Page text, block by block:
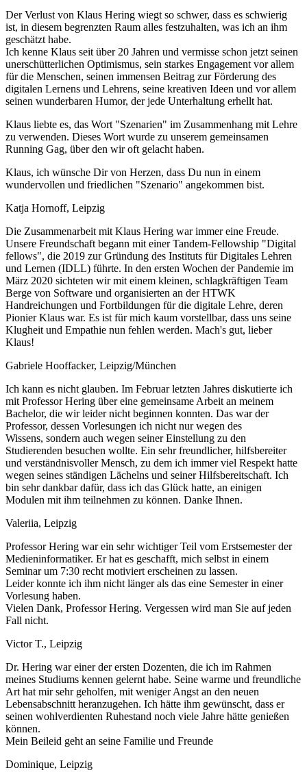
Der Verlust von Klaus Hering wiegt so schwer, dass es schwierig
ist, in diesem begrenzten Raum alles festzuhalten, was ich an ihm
geschätzt habe.
Ich kenne Klaus seit über 20 Jahren und vermisse schon jetzt seinen
unerschütterlichen Optimismus, sein starkes Engagement vor allem
für die Menschen, seinen immensen Beitrag zur Förderung des
digitalen Lernens und Lehrens, seine kreativen Ideen und vor allem
seinen wunderbaren Humor, der jede Unterhaltung erhellt hat.
Klaus liebte es, das Wort "Szenarien" im Zusammenhang mit Lehre
zu verwenden. Dieses Wort wurde zu unserem gemeinsamen
Running Gag, über den wir oft gelacht haben.
Klaus, ich wünsche Dir von Herzen, dass Du nun in einem
wundervollen und friedlichen "Szenario" angekommen bist.
Katja Hornoff, Leipzig
Die Zusammenarbeit mit Klaus Hering war immer eine Freude.
Unsere Freundschaft begann mit einer Tandem-Fellowship "Digital
fellows", die 2019 zur Gründung des Instituts für Digitales Lehren
und Lernen (IDLL) führte. In den ersten Wochen der Pandemie im
März 2020 sichteten wir mit einem kleinen, schlagkräftigen Team
Berge von Software und organisierten an der HTWK
Handreichungen und Fortbildungen für die digitale Lehre, deren
Pionier Klaus war. Es ist für mich kaum vorstellbar, dass uns seine
Klugheit und Empathie nun fehlen werden. Mach's gut, lieber
Klaus!
Gabriele Hooffacker, Leipzig/München
Ich kann es nicht glauben. Im Februar letzten Jahres diskutierte ich
mit Professor Hering über eine gemeinsame Arbeit an meinem
Bachelor, die wir leider nicht beginnen konnten. Das war der
Professor, dessen Vorlesungen ich nicht nur wegen des
Wissens, sondern auch wegen seiner Einstellung zu den
Studierenden besuchen wollte. Ein sehr freundlicher, hilfsbereiter
und verständnisvoller Mensch, zu dem ich immer viel Respekt hatte
wegen seines ständigen Lächelns und seiner Hilfsbereitschaft. Ich
bin sehr dankbar dafür, dass ich das Glück hatte, an einigen
Modulen mit ihm teilnehmen zu können. Danke Ihnen.
Valeriia, Leipzig
Professor Hering war ein sehr wichtiger Teil vom Erstsemester der
Medieninformatiker. Er hat es geschafft, mich selbst in einem
Seminar um 7:30 recht motiviert erscheinen zu lassen.
Leider konnte ich ihm nicht länger als das eine Semester in einer
Vorlesung haben.
Vielen Dank, Professor Hering. Vergessen wird man Sie auf jeden
Fall nicht.
Victor T., Leipzig
Dr. Hering war einer der ersten Dozenten, die ich im Rahmen
meines Studiums kennen gelernt habe. Seine warme und freundliche
Art hat mir sehr geholfen, mit weniger Angst an den neuen
Lebensabschnitt heranzugehen. Ich hätte ihm gewünscht, dass er
seinen wohlverdienten Ruhestand noch viele Jahre hätte genießen
können.
Mein Beileid geht an seine Familie und Freunde
Dominique, Leipzig